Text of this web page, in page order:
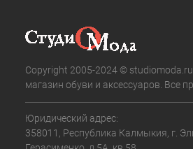
Copyright 2005-2024 ©
магазин обуви и аксессуаров. Все
Юридический адрес:
358011, Республика Калмыкия, г.